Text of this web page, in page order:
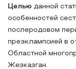
Целью данной
особенностей
послеродовом
преэклампсией в
Областной
Жезказган.